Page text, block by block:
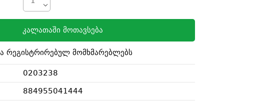
კალათაში მოთავსება
რეგისტრირებულ მომხმარებლებს
0203238
884955041444